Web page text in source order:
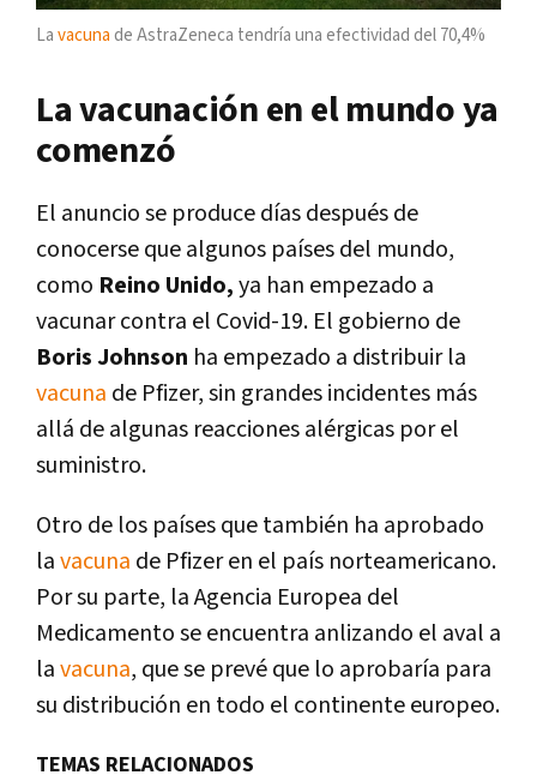
La vacuna de AstraZeneca tendría una efectividad del 70,4%
La vacunación en el mundo ya
comenzó
El anuncio se produce días después de
conocerse que algunos países del mundo,
como Reino Unido,ya han empezado a
vacunar contra el Covid-19. El gobierno de
Boris Johnson ha empezado a distribuir la
vacuna de Pfizer, sin grandes incidentes más
allá de algunas reacciones alérgicas por el
suministro.
Otro de los países que también ha aprobado
lavacuna de Pfizer en el país norteamericano.
Por su parte, la Agencia Europea del
Medicamento se encuentra anlizando el aval a
lavacuna, que se prevé que lo aprobaría para
su distribución en todo el continente europeo.
TEMAS RELACIONADOS